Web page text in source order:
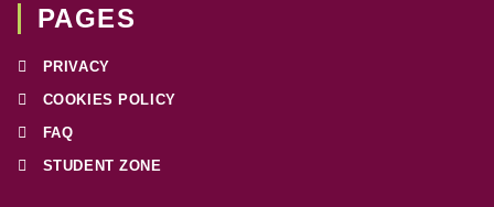
PAGES​
PRIVACY
COOKIES POLICY
FAQ
STUDENT ZONE